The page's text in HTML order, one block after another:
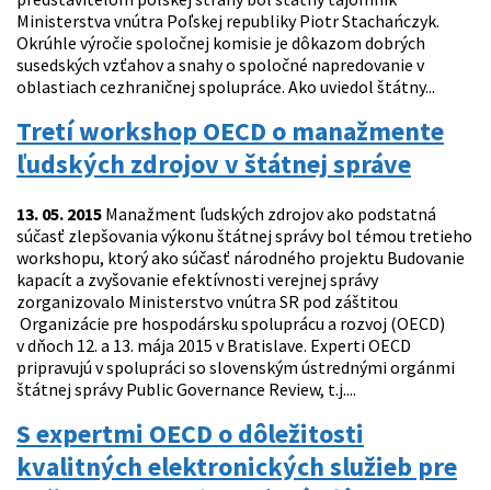
Ministerstva vnútra Poľskej republiky Piotr Stachańczyk.
Okrúhle výročie spoločnej komisie je dôkazom dobrých
susedských vzťahov a snahy o spoločné napredovanie v
oblastiach cezhraničnej spolupráce. Ako uviedol štátny...
Tretí workshop OECD o manažmente
ľudských zdrojov v štátnej správe
13. 05. 2015 Manažment ľudských zdrojov ako podstatná
súčasť zlepšovania výkonu štátnej správy bol témou tretieho
workshopu, ktorý ako súčasť národného projektu Budovanie
kapacít a zvyšovanie efektívnosti verejnej správy
zorganizovalo Ministerstvo vnútra SR pod záštitou
Organizácie pre hospodársku spoluprácu a rozvoj (OECD)
v dňoch 12. a 13. mája 2015 v Bratislave. Experti OECD
pripravujú v spolupráci so slovenským ústrednými orgánmi
štátnej správy Public Governance Review, t.j....
S expertmi OECD o dôležitosti
kvalitných elektronických služieb pre